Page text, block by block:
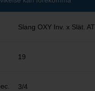
Slang OXY Inv. x Slät. AT
19
3/4